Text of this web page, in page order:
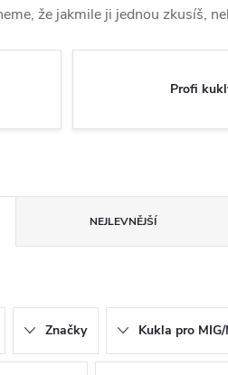
že jakmile ji jednou zkusíš,
Profi
NEJLEVNĚJŠÍ
Značky Kukla pro